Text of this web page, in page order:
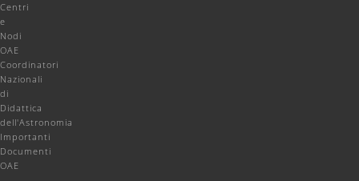
Centri
e
Nodi
OAE
Coordinatori
Nazionali
di
Didattica
dell'Astronomia
Importanti
Documenti
OAE